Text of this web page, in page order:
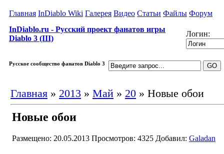
Главная InDiablo Wiki Галерея Видео Статьи Файлы Форум
InDiablo.ru - Русский проект фанатов игры
Diablo 3 (III)
Логин:
Русское сообщество фанатов Diablo 3
Главная » 2013 » Май » 20 » Новые обои
Новые обои
Размещено: 20.05.2013 Просмотров: 4325 Добавил: Galadan